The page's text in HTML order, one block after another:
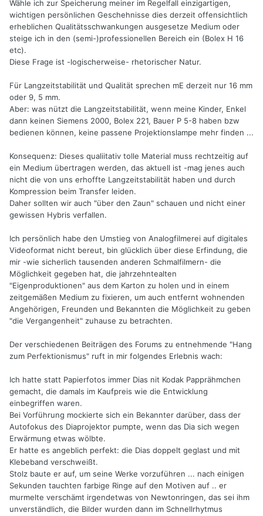
Wähle ich zur Speicherung meiner im Regelfall einzigartigen,
wichtigen persönlichen Geschehnisse dies derzeit offensichtlich
erheblichen Qualitätsschwankungen ausgesetze Medium oder
steige ich in den (semi-)professionellen Bereich ein (Bolex H 16
etc).
Diese Frage ist -logischerweise- rhetorischer Natur.
Für Langzeitstabilität und Qualität sprechen mE derzeit nur 16 mm
oder 9, 5 mm.
Aber: was nützt die Langzeitstabilität, wenn meine Kinder, Enkel
dann keinen Siemens 2000, Bolex 221, Bauer P 5-8 haben bzw
bedienen können, keine passene Projektionslampe mehr finden ...
Konsequenz: Dieses qualiitativ tolle Material muss rechtzeitig auf
ein Medium übertragen werden, das aktuell ist -mag jenes auch
nicht die von uns erhoffte Langzeitstabilität haben und durch
Kompression beim Transfer leiden.
Daher sollten wir auch "über den Zaun" schauen und nicht einer
gewissen Hybris verfallen.
Ich persönlich habe den Umstieg von Analogfilmerei auf digitales
Videoformat nicht bereut, bin glücklich über diese Erfindung, die
mir -wie sicherlich tausenden anderen Schmalfilmern- die
Möglichkeit gegeben hat, die jahrzehntealten
"Eigenproduktionen" aus dem Karton zu holen und in einem
zeitgemäßen Medium zu fixieren, um auch entfernt wohnenden
Angehörigen, Freunden und Bekannten die Möglichkeit zu geben
"die Vergangenheit" zuhause zu betrachten.
Der verschiedenen Beiträgen des Forums zu entnehmende "Hang
zum Perfektionismus" ruft in mir folgendes Erlebnis wach:
Ich hatte statt Papierfotos immer Dias nit Kodak Papprähmchen
gemacht, die damals im Kaufpreis wie die Entwicklung
einbegriffen waren.
Bei Vorführung mockierte sich ein Bekannter darüber, dass der
Autofokus des Diaprojektor pumpte, wenn das Dia sich wegen
Erwärmung etwas wölbte.
Er hatte es angeblich perfekt: die Dias doppelt geglast und mit
Klebeband verschweißt.
Stolz baute er auf, um seine Werke vorzuführen ... nach einigen
Sekunden tauchten farbige Ringe auf den Motiven auf .. er
murmelte verschämt irgendetwas von Newtonringen, das sei ihm
unverständlich, die Bilder wurden dann im Schnellrhytmus